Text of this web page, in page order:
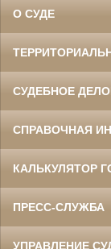
О СУДЕ
СУДЕБНОЕ
СПРАВОЧНАЯ
КАЛЬКУЛЯТОР
ПРЕСС-СЛУЖБА
УПРАВЛЕНИЕ